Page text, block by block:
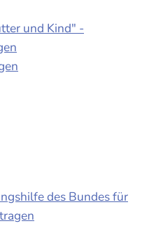
und Kind" -
des Bundes für